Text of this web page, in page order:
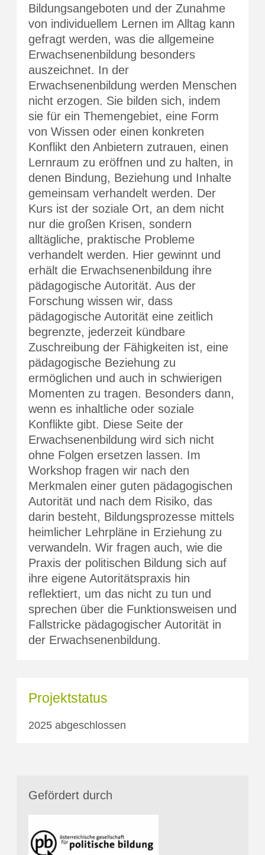
Bildungsangeboten und der Zunahme
von individuellem Lernen im Alltag kann
gefragt werden, was die allgemeine
Erwachsenenbildung besonders
auszeichnet. In der
Erwachsenenbildung werden Menschen
nicht erzogen. Sie bilden sich, indem
sie für ein Themengebiet, eine Form
von Wissen oder einen konkreten
Konflikt den Anbietern zutrauen, einen
Lernraum zu eröffnen und zu halten, in
denen Bindung, Beziehung und Inhalte
gemeinsam verhandelt werden. Der
Kurs ist der soziale Ort, an dem nicht
nur die großen Krisen, sondern
alltägliche, praktische Probleme
verhandelt werden. Hier gewinnt und
erhält die Erwachsenenbildung ihre
pädagogische Autorität. Aus der
Forschung wissen wir, dass
pädagogische Autorität eine zeitlich
begrenzte, jederzeit kündbare
Zuschreibung der Fähigkeiten ist, eine
pädagogische Beziehung zu
ermöglichen und auch in schwierigen
Momenten zu tragen. Besonders dann,
wenn es inhaltliche oder soziale
Konflikte gibt. Diese Seite der
Erwachsenenbildung wird sich nicht
ohne Folgen ersetzen lassen. Im
Workshop fragen wir nach den
Merkmalen einer guten pädagogischen
Autorität und nach dem Risiko, das
darin besteht, Bildungsprozesse mittels
heimlicher Lehrpläne in Erziehung zu
verwandeln. Wir fragen auch, wie die
Praxis der politischen Bildung sich auf
ihre eigene Autoritätspraxis hin
reflektiert, um das nicht zu tun und
sprechen über die Funktionsweisen und
Fallstricke pädagogischer Autorität in
der Erwachsenenbildung.
Projektstatus
2025 abgeschlossen
Gefördert durch